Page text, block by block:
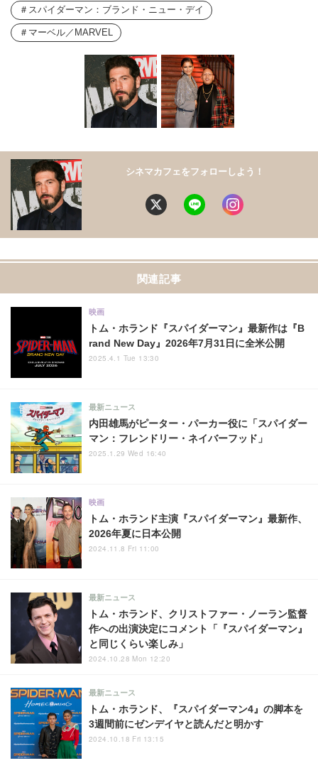
スパイダーマン：ブランド・ニュー・デイ
マーベル／MARVEL
シネマカフェをフォローしよう！
関連記事
トム・ホランド『スパイダーマン』最新作は『B
rand New Day』2026年7月31日に全米公開
映画
2025.4.1 Tue 13:30
内田雄馬がピーター・パーカー役に「スパイダー
マン：フレンドリー・ネイバーフッド」
最新ニュース
2025.1.29 Wed 16:40
トム・ホランド主演『スパイダーマン』最新作、
2026年夏に日本公開
映画
2024.11.8 Fri 11:00
トム・ホランド、クリストファー・ノーラン監督
作への出演決定にコメント「『スパイダーマン』
と同じくらい楽しみ」
最新ニュース
2024.10.28 Mon 12:20
トム・ホランド、『スパイダーマン4』の脚本を
3週間前にゼンデイヤと読んだと明かす
最新ニュース
2024.10.18 Fri 13:15